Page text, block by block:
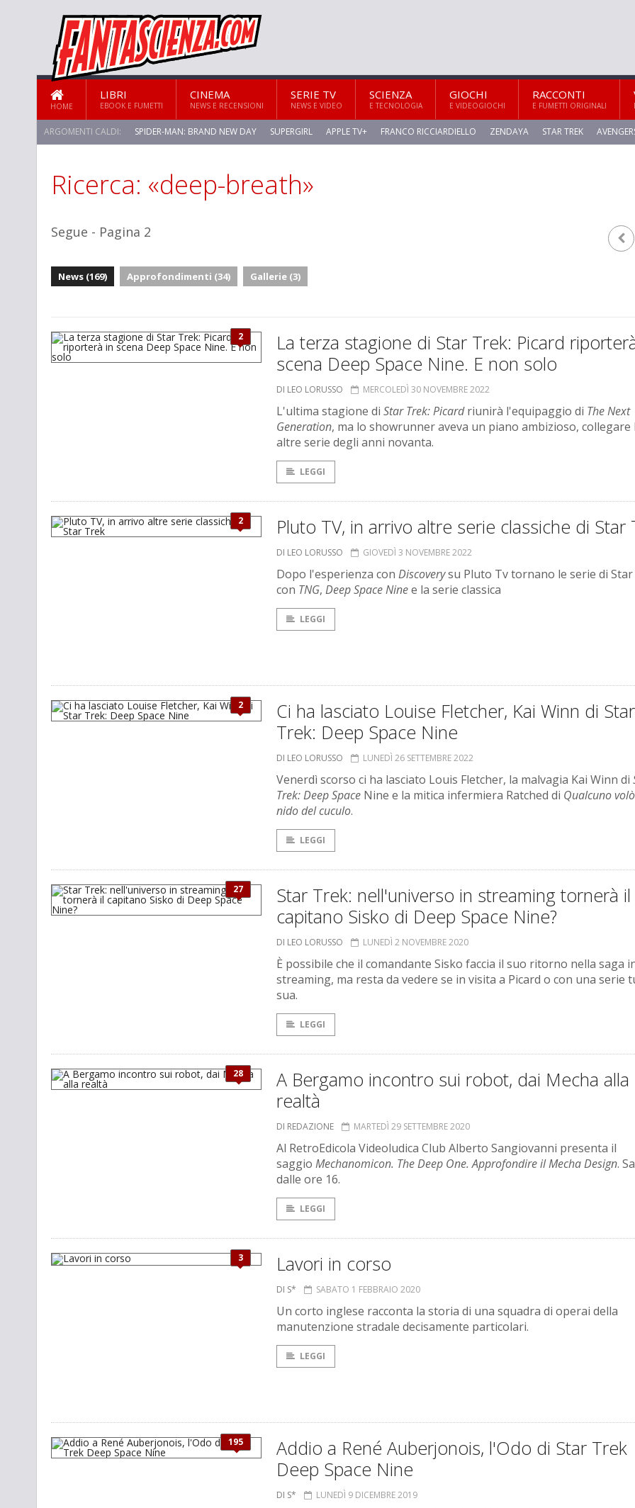
HOME
LIBRI
EBOOK E FUMETTI
CINEMA
NEWS E RECENSIONI
SERIE TV
NEWS E VIDEO
SCIENZA
E TECNOLOGIA
GIOCHI
E VIDEOGIOCHI
RACCONTI
E FUMETTI ORIGINALI
ARGOMENTI CALDI: SPIDER-MAN: BRAND NEW DAY SUPERGIRL APPLE TV+ FRANCO RICCIARDIELLO ZENDAYA STAR TREK
STAR TREK: STRANGE NEW WORLDS
Ricerca: «deep-breath»
Segue - Pagina 2
News (169) Approfondimenti (34) Gallerie (3)
2
La terza stagione di Star Trek: Picard
scena Deep Space Nine. E non solo
DI LEO LORUSSO MERCOLEDÌ 30 NOVEMBRE 2022
L'ultima stagione di Star Trek: Picardriunirà l'equipaggio di The Next
Generation, ma lo showrunner aveva un piano ambizioso, collegare
altre serie degli anni novanta.
LEGGI
2 Pluto TV, in arrivo altre serie classiche di Star
DI LEO LORUSSO GIOVEDÌ 3 NOVEMBRE 2022
Dopo l'esperienza con Discoverysu Pluto Tv tornano le serie di
con TNG, Deep Space Ninee la serie classica
LEGGI
2
Ci ha lasciato Louise Fletcher, Kai Winn di Star
Trek: Deep Space Nine
DI LEO LORUSSO LUNEDÌ 26 SETTEMBRE 2022
Venerdì scorso ci ha lasciato Louis Fletcher, la malvagia Kai Winn di
Trek: Deep Space Nine e la mitica infermiera Ratched di Qualcuno
nido del cuculo.
LEGGI
27
Star Trek: nell'universo in streaming tornerà il
capitano Sisko di Deep Space Nine?
DI LEO LORUSSO LUNEDÌ 2 NOVEMBRE 2020
È possibile che il comandante Sisko faccia il suo ritorno nella saga
streaming, ma resta da vedere se in visita a Picard o con una serie
sua.
LEGGI
28
A Bergamo incontro sui robot, dai Mecha alla
realtà
DI REDAZIONE MARTEDÌ 29 SETTEMBRE 2020
Al RetroEdicola Videoludica Club Alberto Sangiovanni presenta il
saggio Mechanomicon. The Deep One. Approfondire il Mecha Design.
dalle ore 16.
LEGGI
3 Lavori in corso
DI S* SABATO 1 FEBBRAIO 2020
Un corto inglese racconta la storia di una squadra di operai della
manutenzione stradale decisamente particolari.
LEGGI
195
Addio a René Auberjonois, l'Odo di Star Trek
Deep Space Nine
DI S* LUNEDÌ 9 DICEMBRE 2019